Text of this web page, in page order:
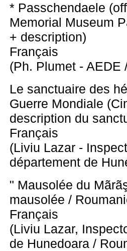
* Passchendaele
Memorial Museum
+ description)
Français
(Ph. Plumet - AEDE
Le sanctuaire des
Guerre Mondiale
description du
Français
(Liviu Lazar -
département de
" Mausolée du
mausolée /
Français
(Liviu Lazar,
de Hunedoara /